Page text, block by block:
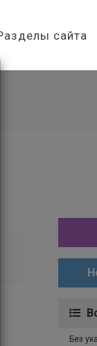
сайта
Без